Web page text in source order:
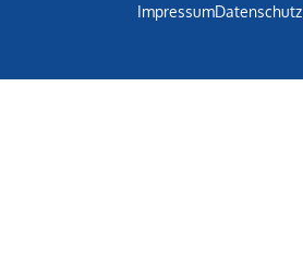
ImpressumDatenschutz